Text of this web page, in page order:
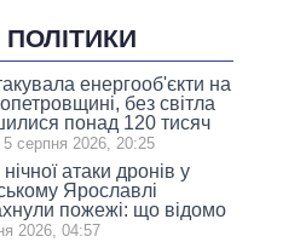
енергооб'єкти на
без світла
понад 120 тисяч
5 серпня 2026, 20:25
атаки дронів у
Ярославлі
пожежі: що відомо
2026, 04:57